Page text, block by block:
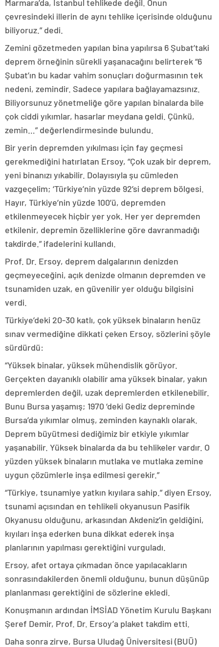
Marmara’da, İstanbul tehlikede değil. Onun
çevresindeki illerin de aynı tehlike içerisinde olduğunu
biliyoruz.” dedi.
Zemini gözetmeden yapılan bina yapılırsa 6 Şubat’taki
deprem örneğinin sürekli yaşanacağını belirterek “6
Şubat’ın bu kadar vahim sonuçları doğurmasının tek
nedeni, zemindir. Sadece yapılara bağlayamazsınız.
Biliyorsunuz yönetmeliğe göre yapılan binalarda bile
çok ciddi yıkımlar, hasarlar meydana geldi. Çünkü,
zemin…” değerlendirmesinde bulundu.
Bir yerin depremden yıkılması için fay geçmesi
gerekmediğini hatırlatan Ersoy, “Çok uzak bir deprem,
yeni binanızı yıkabilir. Dolayısıyla şu cümleden
vazgeçelim; ‘Türkiye’nin yüzde 92’si deprem bölgesi.
Hayır, Türkiye’nin yüzde 100’ü, depremden
etkilenmeyecek hiçbir yer yok. Her yer depremden
etkilenir, depremin özelliklerine göre davranmadığı
takdirde.” ifadelerini kullandı.
Prof. Dr. Ersoy, deprem dalgalarının denizden
geçmeyeceğini, açık denizde olmanın depremden ve
tsunamiden uzak, en güvenilir yer olduğu bilgisini
verdi.
Türkiye’deki 20-30 katlı, çok yüksek binaların henüz
sınav vermediğine dikkati çeken Ersoy, sözlerini şöyle
sürdürdü:
“Yüksek binalar, yüksek mühendislik görüyor.
Gerçekten dayanıklı olabilir ama yüksek binalar, yakın
depremlerden değil, uzak depremlerden etkilenebilir.
Bunu Bursa yaşamış; 1970 ‘deki Gediz depreminde
Bursa’da yıkımlar olmuş, zeminden kaynaklı olarak.
Deprem büyütmesi dediğimiz bir etkiyle yıkımlar
yaşanabilir. Yüksek binalarda da bu tehlikeler vardır. O
yüzden yüksek binaların mutlaka ve mutlaka zemine
uygun çözümlerle inşa edilmesi gerekir.”
“Türkiye, tsunamiye yatkın kıyılara sahip.” diyen Ersoy,
tsunami açısından en tehlikeli okyanusun Pasifik
Okyanusu olduğunu, arkasından Akdeniz’in geldiğini,
kıyıları inşa ederken buna dikkat ederek inşa
planlarının yapılması gerektiğini vurguladı.
Ersoy, afet ortaya çıkmadan önce yapılacakların
sonrasındakilerden önemli olduğunu, bunun düşünüp
planlanması gerektiğini de sözlerine ekledi.
Konuşmanın ardından İMSİAD Yönetim Kurulu Başkanı
Şeref Demir, Prof. Dr. Ersoy’a plaket takdim etti.
Daha sonra zirve, Bursa Uludağ Üniversitesi (BUÜ)